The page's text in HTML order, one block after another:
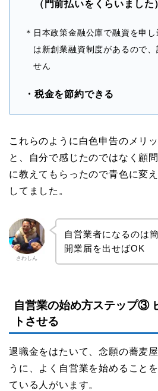
（門前払いをくらいました
＊日本政策金融公庫で融資を申し
は新創業融資制度があるので、
せん
・税金を節約できる
これらのように白色申告のメリ
と、自分で感じたのではなく顧
に教えてもらったので青色に変
してました。
さわしん
自営業者になるのは簡
開業届を出せばOK
自営業の始め方ステップ③
トさせる
退職金をはたいて、念願の蕎麦
うに、よく自営業を始めること
ている人がいます。